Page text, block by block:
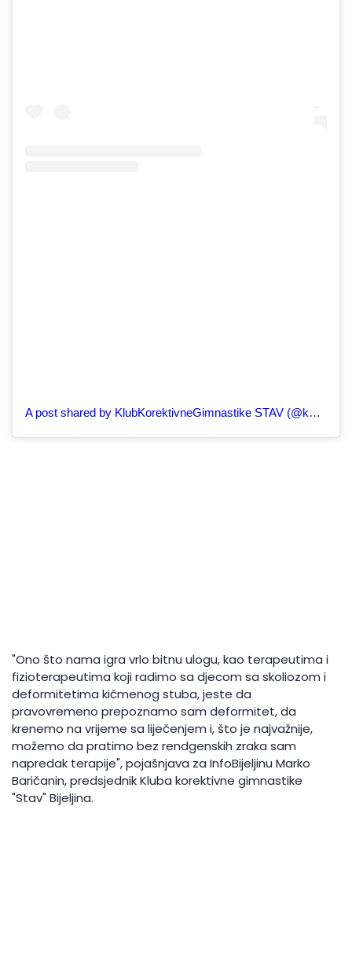
A post shared by KlubKorektivneGimnastike STAV (@kkg_stav)
"Ono što nama igra vrlo bitnu ulogu, kao terapeutima i
fizioterapeutima koji radimo sa djecom sa skoliozom i
deformitetima kičmenog stuba, jeste da
pravovremeno prepoznamo sam deformitet, da
krenemo na vrijeme sa liječenjem i, što je najvažnije,
možemo da pratimo bez rendgenskih zraka sam
napredak terapije", pojašnjava za InfoBijeljinu Marko
Baričanin, predsjednik Kluba korektivne gimnastike
"Stav" Bijeljina.